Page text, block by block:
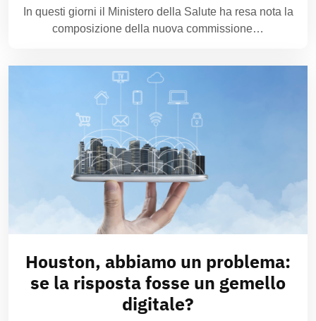
In questi giorni il Ministero della Salute ha resa nota la
composizione della nuova commissione…
Houston, abbiamo un problema:
se la risposta fosse un gemello
digitale?